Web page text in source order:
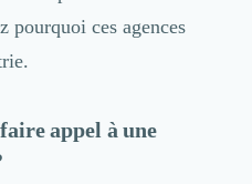
pourquoi ces agences
appel à une